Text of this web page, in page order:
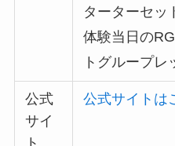
ターターセッ
体験当日の
トグループレ
公式
サイ
公式サイトは